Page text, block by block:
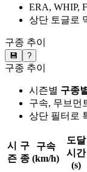
ERA, WHIP,
상단 토글로
구종 추이
💾 ?
구종 추이
시즌별 구종
구속, 무브먼
상단 필터로
시
즌
구
종
구속
(km/h)
도달
시간
(s)